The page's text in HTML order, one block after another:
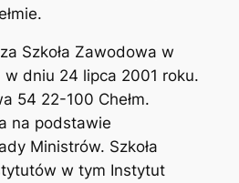
Szkoła Zawodowa w
w dniu 24 lipca 2001 roku.
54 22-100 Chełm.
na podstawie
Ministrów. Szkoła
w tym Instytut